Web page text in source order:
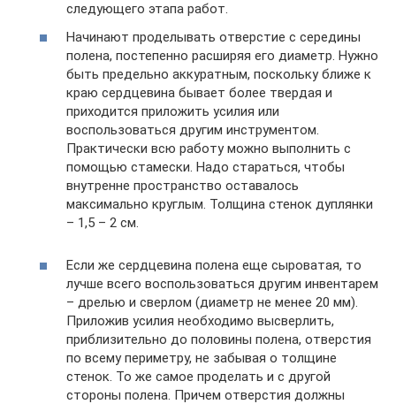
следующего этапа работ.
Начинают проделывать отверстие с середины
полена, постепенно расширяя его диаметр. Нужно
быть предельно аккуратным, поскольку ближе к
краю сердцевина бывает более твердая и
приходится приложить усилия или
воспользоваться другим инструментом.
Практически всю работу можно выполнить с
помощью стамески. Надо стараться, чтобы
внутренне пространство оставалось
максимально круглым. Толщина стенок дуплянки
– 1,5 – 2 см.
Если же сердцевина полена еще сыроватая, то
лучше всего воспользоваться другим инвентарем
– дрелью и сверлом (диаметр не менее 20 мм).
Приложив усилия необходимо высверлить,
приблизительно до половины полена, отверстия
по всему периметру, не забывая о толщине
стенок. То же самое проделать и с другой
стороны полена. Причем отверстия должны